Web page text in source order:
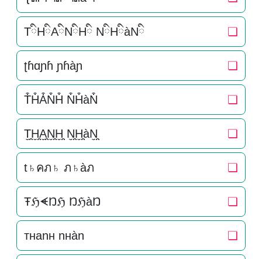
TིHིAིNིHི NིHིàNི ❏
ʈɦɑɲɦ ɲɦàɲ ❏
T͒H͒A͒N͒H͒ N͒H͒àN͒ ❏
T̬̤̯H̬̤̯A̬̤̯N̬̤̯H̬̤̯ N̬̤̯H̬̤̯àN̬̤̯ ❏
t♄คภ♄ ภ♄àภ ❏
ŦℌᗛŊℌ ŊℌàŊ ❏
тнanн nнàn ❏